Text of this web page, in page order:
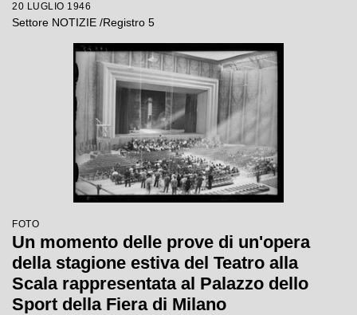
20 LUGLIO 1946
Settore NOTIZIE /Registro 5
FOTO
Un momento delle prove di un'opera
della stagione estiva del Teatro alla
Scala rappresentata al Palazzo dello
Sport della Fiera di Milano